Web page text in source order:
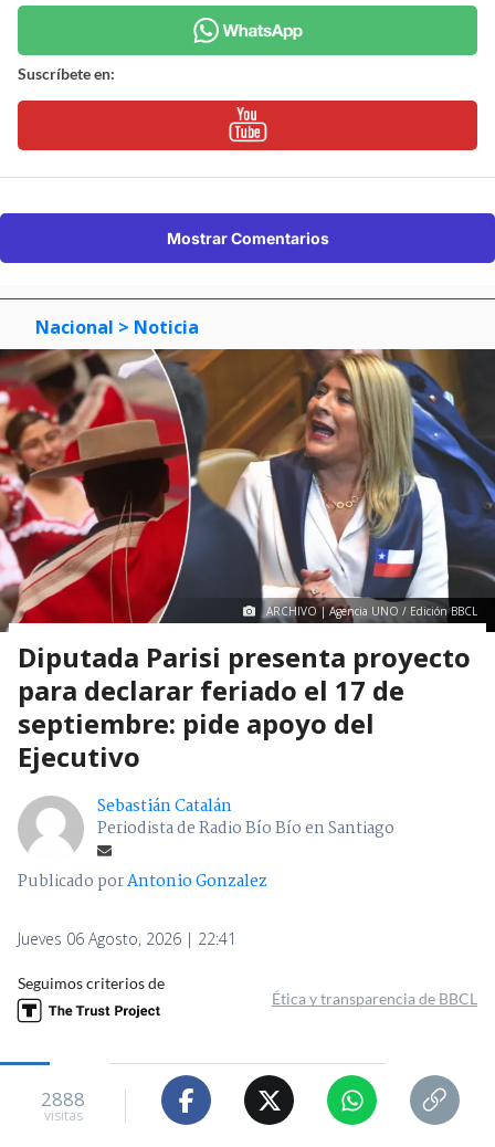
Suscríbete en:
Mostrar Comentarios
Nacional > Noticia
ARCHIVO | Agencia UNO / Edición BBCL
Diputada Parisi presenta proyecto
para declarar feriado el 17 de
septiembre: pide apoyo del
Ejecutivo
Sebastián Catalán
Periodista de Radio Bío Bío en Santiago
Publicado porAntonio Gonzalez
Jueves 06 Agosto, 2026 | 22:41
Seguimos criterios de
Ética y transparencia de BBCL
2888
visitas